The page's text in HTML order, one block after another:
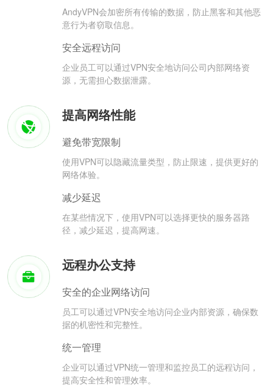
AndyVPN会加密所有传输的数据，防止黑客和其他恶
意行为者窃取信息。
安全远程访问
企业员工可以通过VPN安全地访问公司内部网络资
源，无需担心数据泄露。
提高网络性能
避免带宽限制
使用VPN可以隐藏流量类型，防止限速，提供更好的
网络体验。
减少延迟
在某些情况下，使用VPN可以选择更快的服务器路
径，减少延迟，提高网速。
远程办公支持
安全的企业网络访问
员工可以通过VPN安全地访问企业内部资源，确保数
据的机密性和完整性。
统一管理
企业可以通过VPN统一管理和监控员工的远程访问，
提高安全性和管理效率。